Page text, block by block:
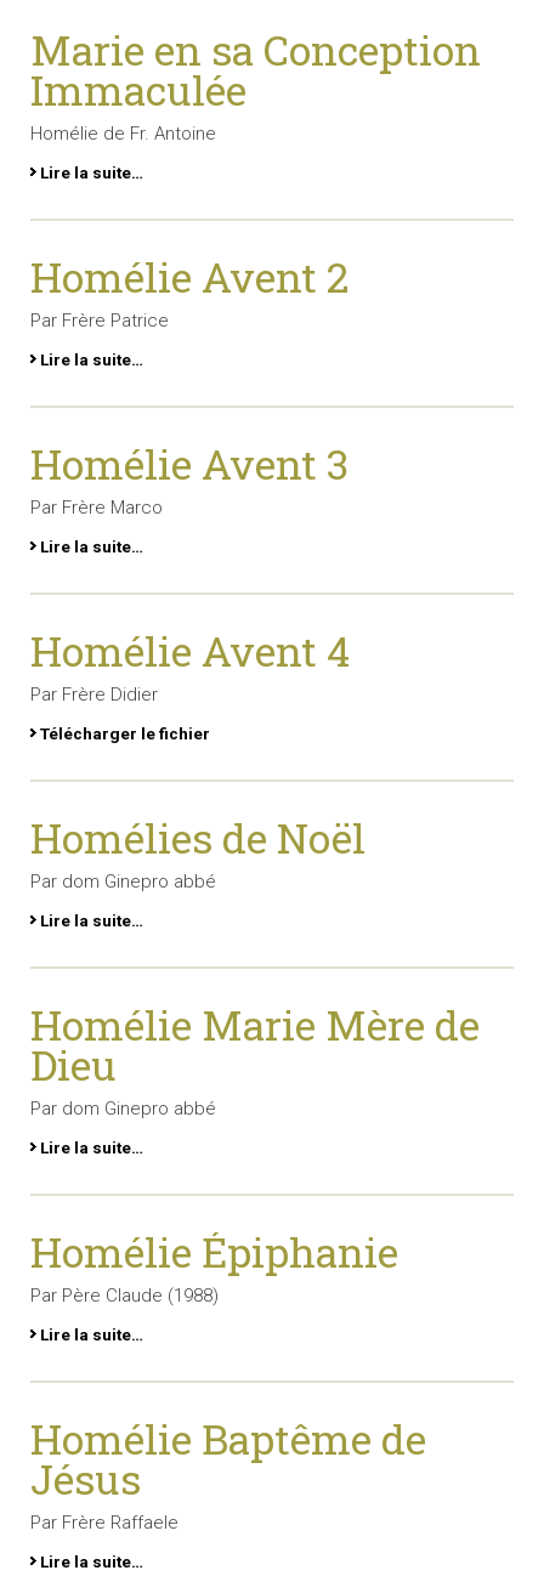
Marie en sa Conception
Immaculée
Homélie de Fr. Antoine
Lire la suite…
Homélie Avent 2
Par Frère Patrice
Lire la suite…
Homélie Avent 3
Par Frère Marco
Lire la suite…
Homélie Avent 4
Par Frère Didier
Télécharger le fichier
Homélies de Noël
Par dom Ginepro abbé
Lire la suite…
Homélie Marie Mère de
Dieu
Par dom Ginepro abbé
Lire la suite…
Homélie Épiphanie
Par Père Claude (1988)
Lire la suite…
Homélie Baptême de
Jésus
Par Frère Raffaele
Lire la suite…